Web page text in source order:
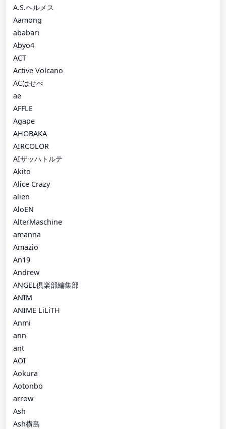
A.S.ヘルメス
Aamong
ababari
Abyo4
ACT
Active Volcano
ACはせべ
ae
AFFLE
Agape
AHOBAKA
AIRCOLOR
AIザッハトルテ
Akito
Alice Crazy
alien
AloEN
AlterMaschine
amanna
Amazio
An19
Andrew
ANGEL倶楽部編集部
ANIM
ANIME LiLiTH
Anmi
ann
ant
AOI
Aokura
Aotonbo
arrow
Ash
Ash横島